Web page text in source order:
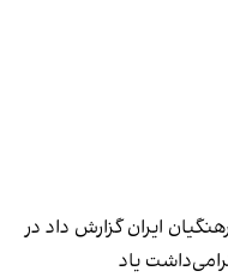
ایران گزارش داد در
یاد